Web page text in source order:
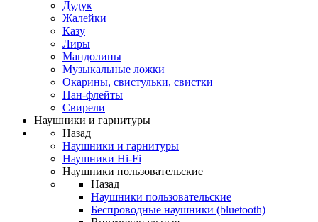
Дудук
Жалейки
Казу
Лиры
Мандолины
Музыкальные ложки
Окарины, свистульки, свистки
Пан-флейты
Свирели
Наушники и гарнитуры
Назад
Наушники и гарнитуры
Наушники Hi-Fi
Наушники пользовательские
Назад
Наушники пользовательские
Беспроводные наушники (bluetooth)